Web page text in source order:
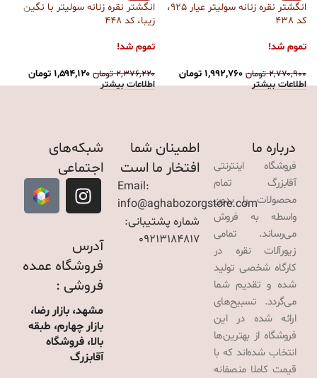
انگشتر نقره زنانه سولیتر عیار 925،
کد 438
تموم شد!
۲,۷۷۰,۹۰۰ تومان ۱,۹۹۲,۷۶۰ تومان
اطلاعات بیشتر
انگشتر نقره زنانه سولیتر با نگین
زیبا، کد 448
تموم شد!
۲,۳۷۶,۲۲۰ تومان ۱,۵۹۴,۱۲۰ تومان
اطلاعات بیشتر
درباره ما
فروشگاه اینترنتی
آقابزرگ تمام
محصولات را بدون
واسطه به فروش
می‌رساند. تمامی
زیورآلات نقره در
کارگاه شخصی تولید
شده و تقدیم شما
می‌گردد. تسبیح‌های
ارائه شده در این
فروشگاه از بهترین‌ها
انتخاب شده‌اند که با
قیمت کاملا منصفانه
اطمینان شما
افتخار ما است
Email:
info@aghabozorgstore.com
شماره پشتیبانی:
09213184817
شبکه‌های
اجتماعی
آدرس
فروشگاه عمده
فروشی :
مشهد، بازار رضا،
بازار چهارم، طبقه
بالا، فروشگاه
آقابزرگ